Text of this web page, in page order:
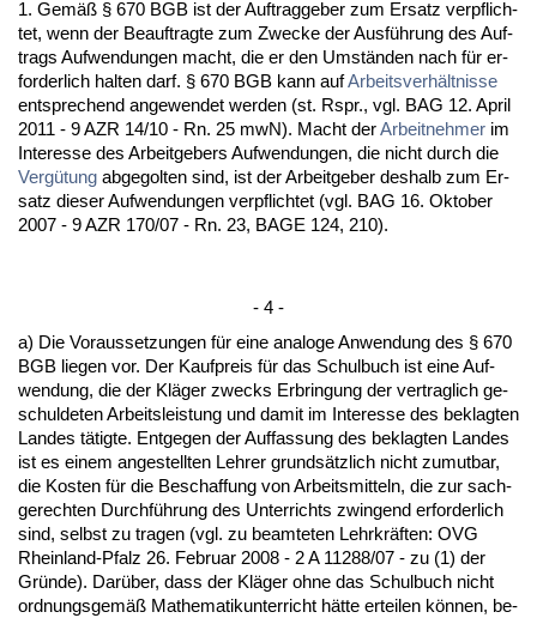
1. Gemäß § 670 BGB ist der Auf­trag­ge­ber zum Er­satz ver­pflich­
tet, wenn der Be­auf­trag­te zum Zwe­cke der Ausführung des Auf­
trags Auf­wen­dun­gen macht, die er den Umständen nach für er­
for­der­lich hal­ten darf. § 670 BGB kann aufAr­beits­verhält­nis­se
ent­spre­chend an­ge­wen­det wer­den (st. Rspr., vgl. BAG 12. April
2011 - 9 AZR 14/10 - Rn. 25 mwN). Macht derAr­beit­neh­mer im
In­ter­es­se des Ar­beit­ge­bers Auf­wen­dun­gen, die nicht durch die
Vergütung ab­ge­gol­ten sind, ist der Ar­beit­ge­ber des­halb zum Er­
satz die­ser Auf­wen­dun­gen ver­pflich­tet (vgl. BAG 16. Ok­to­ber
2007 - 9 AZR 170/07 - Rn. 23, BA­GE 124, 210).
- 4 -
a) Die Vor­aus­set­zun­gen für ei­ne ana­lo­ge An­wen­dung des § 670
BGB lie­gen vor. Der Kauf­preis für das Schul­buch ist ei­ne Auf­
wen­dung, die der Kläger zwecks Er­brin­gung der ver­trag­lich ge­
schul­de­ten Ar­beits­leis­tung und da­mit im In­ter­es­se des be­klag­ten
Lan­des tätig­te. Ent­ge­gen der Auf­fas­sung des be­klag­ten Lan­des
ist es ei­nem an­ge­stell­ten Leh­rer grundsätz­lich nicht zu­mut­bar,
die Kos­ten für die Be­schaf­fung von Ar­beits­mit­teln, die zur sach­
ge­rech­ten Durchführung des Un­ter­richts zwin­gend er­for­der­lich
sind, selbst zu tra­gen (vgl. zu be­am­te­ten Lehr­kräften: OVG
Rhein­land-Pfalz 26. Fe­bru­ar 2008 - 2 A 11288/07 - zu (1) der
Gründe). Darüber, dass der Kläger oh­ne das Schul­buch nicht
ord­nungs­gemäß Ma­the­ma­tik­un­ter­richt hätte er­tei­len können, be­